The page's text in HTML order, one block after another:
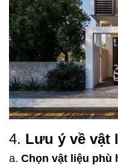
4. Lưu ý về vật
a. Chọn vật liệu phù